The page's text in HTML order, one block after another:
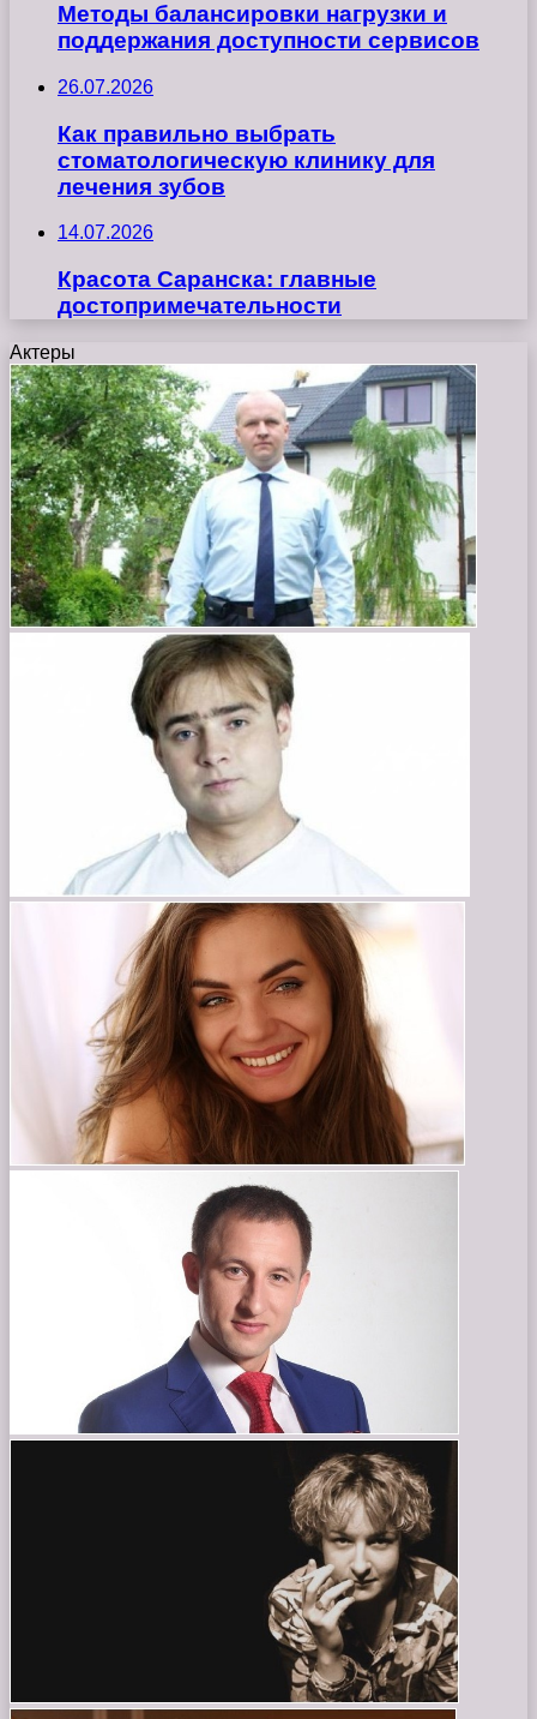
Методы балансировки нагрузки и
поддержания доступности сервисов
26.07.2026
Как правильно выбрать
стоматологическую клинику для
лечения зубов
14.07.2026
Красота Саранска: главные
достопримечательности
Актеры